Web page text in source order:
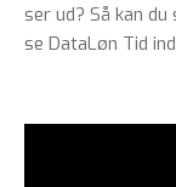
ser ud? Så kan
se DataLøn Tid